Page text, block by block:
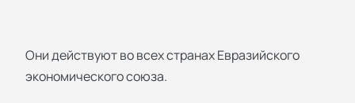
Они действуют во всех странах Евразийского
экономического союза.